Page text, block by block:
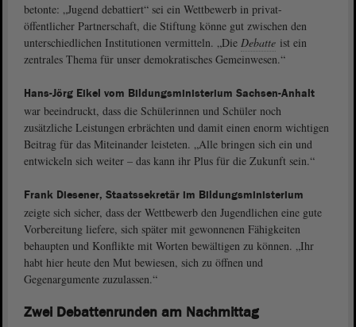
betonte: „Jugend debattiert“ sei ein Wettbewerb in privat-
öffentlicher Partnerschaft, die Stiftung könne gut zwischen den
unterschiedlichen Institutionen vermitteln. „Die Debatte ist ein
zentrales Thema für unser demokratisches Gemeinwesen.“
Hans-Jörg Eikel vom Bildungsministerium Sachsen-Anhalt
war beeindruckt, dass die Schülerinnen und Schüler noch
zusätzliche Leistungen erbrächten und damit einen enorm wichtigen
Beitrag für das Miteinander leisteten. „Alle bringen sich ein und
entwickeln sich weiter – das kann ihr Plus für die Zukunft sein.“
Frank Diesener, Staatssekretär im Bildungsministerium
zeigte sich sicher, dass der Wettbewerb den Jugendlichen eine gute
Vorbereitung liefere, sich später mit gewonnenen Fähigkeiten
behaupten und Konflikte mit Worten bewältigen zu können. „Ihr
habt hier heute den Mut bewiesen, sich zu öffnen und
Gegenargumente zuzulassen.“
Zwei Debattenrunden am Nachmittag